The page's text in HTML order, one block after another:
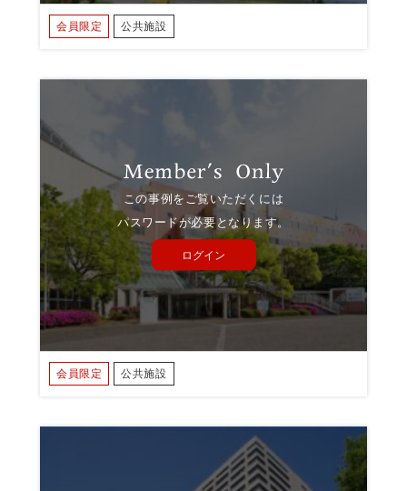
会員限定 公共施設
この事例をご覧いただくには
パスワードが必要となります。
ログイン
会員限定 公共施設